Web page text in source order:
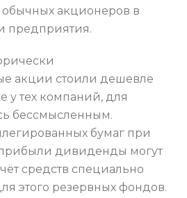
акционеров в
предприятия.
акции стоили дешевле
у тех компаний, для
бессмысленным.
бумаг при
прибыли дивиденды могут
средств специально
этого резервных фондов.